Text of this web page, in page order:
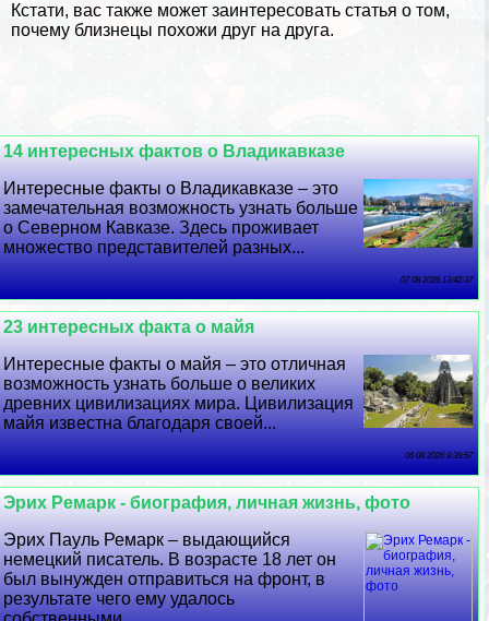
Кстати, вас также может заинтересовать статья о том,
почему близнецы похожи друг на друга.
14 интересных фактов о Владикавказе
Интересные факты о Владикавказе – это
замечательная возможность узнать больше
о Северном Кавказе. Здесь проживает
множество представителей разных...
07 08 2026 13:42:37
23 интересных факта о майя
Интересные факты о майя – это отличная
возможность узнать больше о великих
древних цивилизациях мира. Цивилизация
майя известна благодаря своей...
06 08 2026 9:39:57
Эрих Ремарк - биография, личная жизнь, фото
Эрих Пауль Ремарк – выдающийся
немецкий писатель. В возрасте 18 лет он
был вынужден отправиться на фронт, в
результате чего ему удалось